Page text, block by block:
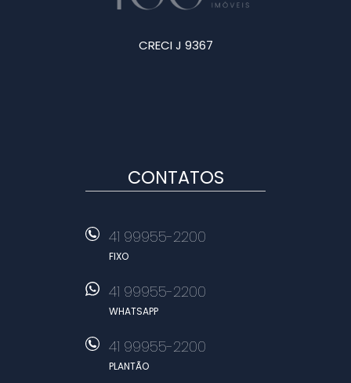
CRECI J 9367
CONTATOS
41 99955-2200
FIXO
41 99955-2200
WHATSAPP
41 99955-2200
PLANTÃO